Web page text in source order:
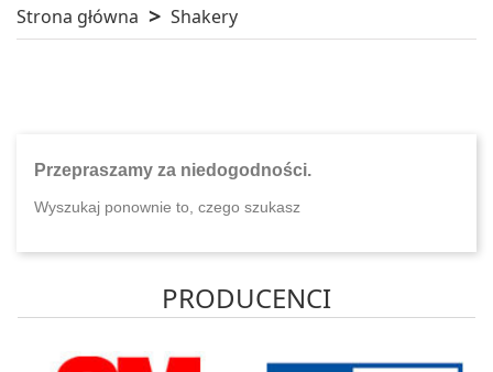
Strona główna Shakery
Przepraszamy za niedogodności.
Wyszukaj ponownie to, czego szukasz
PRODUCENCI